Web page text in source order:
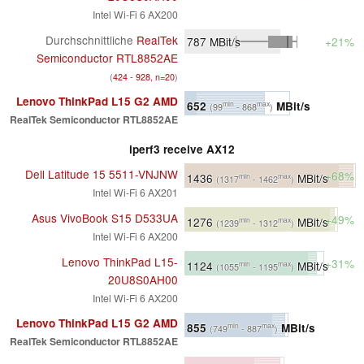
Intel Wi-Fi 6 AX200
Durchschnittliche RealTek
Semiconductor RTL8852AE
(424 - 928, n=20)
787 MBit/s +21%
Lenovo ThinkPad L15 G2 AMD
RealTek Semiconductor RTL8852AE
652 (99min- 868max) MBit/s
iperf3 receive AX12
Dell Latitude 15 5511-VNJNW
Intel Wi-Fi 6 AX201
1436 (1317min - 1462max) MBit/s+68%
Asus VivoBook S15 D533UA
Intel Wi-Fi 6 AX200
1276 (1239min - 1312max) MBit/s+49%
Lenovo ThinkPad L15-
20U8S0AH00
Intel Wi-Fi 6 AX200
1124 (1055min - 1195max) MBit/s+31%
Lenovo ThinkPad L15 G2 AMD
RealTek Semiconductor RTL8852AE
855 (749min - 887max)MBit/s